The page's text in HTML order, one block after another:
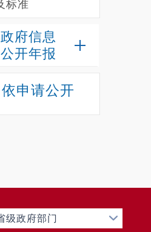
标准
政府信息
公开年报
依申请公开
级政府部门